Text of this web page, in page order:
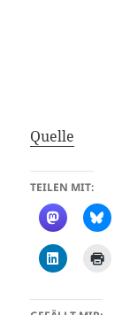
Quelle
TEILEN MIT: